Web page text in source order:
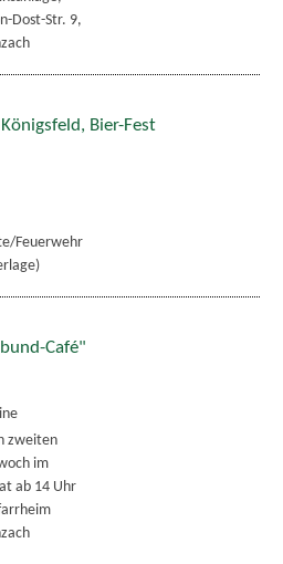
Dost-Str. 9,
Bier-Fest
Feuerwehr
Café"
zweiten
im
ab 14 Uhr